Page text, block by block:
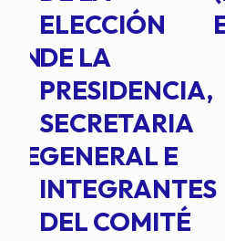
ELECCIÓN
DE LA
PRESIDENCIA,
SECRETARIA
GENERAL E
INTEGRANTES
DEL COMITÉ